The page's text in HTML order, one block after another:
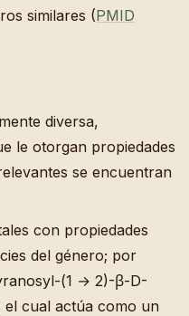
similares (PMID
diversa,
le otorgan propiedades
se encuentran
con propiedades
del género; por
(1 → 2)-β-D-
el cual actúa como un